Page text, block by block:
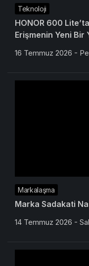
Teknoloji
HONOR 600
Erişmenin Yeni Bir
16 Temmuz 2026 -
Markalaşma
Marka Sadakati
14 Temmuz 2026 -